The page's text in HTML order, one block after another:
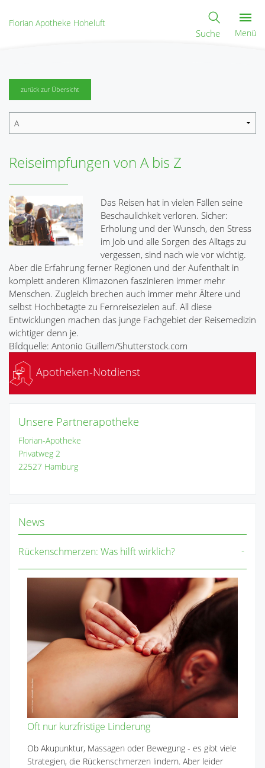
Florian Apotheke Hoheluft
Suche Menü
zurück zur Übersicht
Reiseimpfungen von A bis Z
Das Reisen hat in vielen Fällen seine
Beschaulichkeit verloren. Sicher:
Erholung und der Wunsch, den Stress
im Job und alle Sorgen des Alltags zu
vergessen, sind nach wie vor wichtig.
Aber die Erfahrung ferner Regionen und der Aufenthalt in
komplett anderen Klimazonen faszinieren immer mehr
Menschen. Zugleich brechen auch immer mehr Ältere und
selbst Hochbetagte zu Fernreisezielen auf. All diese
Entwicklungen machen das junge Fachgebiet der Reisemedizin
wichtiger denn je.
Bildquelle: Antonio Guillem/Shutterstock.com
Apotheken-Notdienst
Unsere Partnerapotheke
Florian-Apotheke
Privatweg 2
22527 Hamburg
News
Rückenschmerzen: Was hilft wirklich?
Oft nur kurzfristige Linderung
Ob Akupunktur, Massagen oder Bewegung - es gibt viele
Strategien, die Rückenschmerzen lindern. Aber leider